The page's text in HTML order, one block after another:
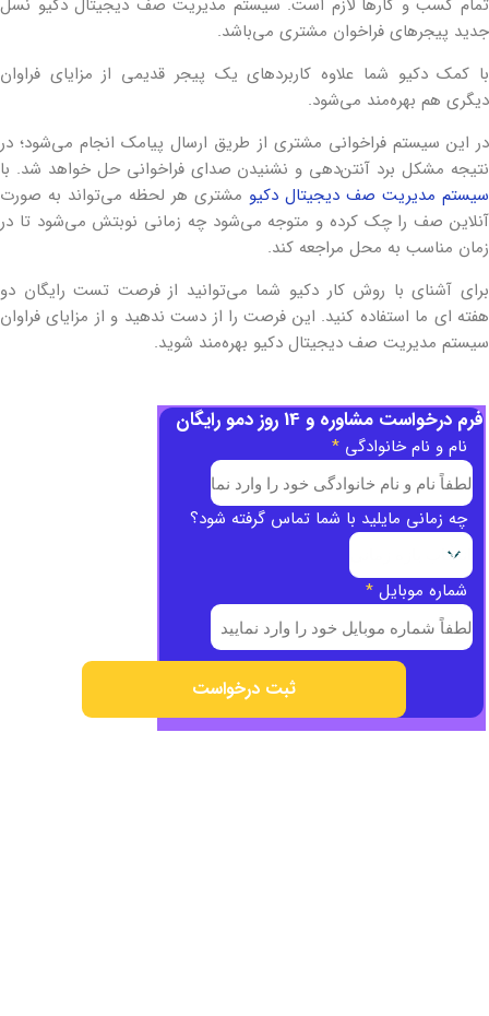
تمام کسب و کارها لازم است. سیستم مدیریت صف دیجیتال دکیو نسل
جدید پیجرهای فراخوان مشتری‌ می‌باشد.
با کمک دکیو شما علاوه کاربردهای یک پیجر قدیمی از مزایای فراوان
دیگری هم بهره‌مند می‌شود.
در این سیستم فراخوانی مشتری از طریق ارسال پیامک انجام می‌شود؛ در
نتیجه مشکل برد آنتن‌دهی و نشنیدن صدای فراخوانی حل خواهد شد. با
سیستم مدیریت صف دیجیتال دکیو مشتری هر لحظه می‌تواند به صورت
آنلاین صف را چک کرده و متوجه می‌شود چه زمانی نوبتش می‌شود تا در
زمان مناسب به محل مراجعه کند.
برای آشنای با روش کار دکیو شما می‌توانید از فرصت تست رایگان دو
هفته ای ما استفاده کنید. این فرصت را از دست ندهید و از مزایای فراوان
سیستم مدیریت صف دیجیتال دکیو بهره‌مند شوید.
فرم درخواست مشاوره و 14 روز دمو رایگان
نام و نام خانوادگی *
چه زمانی مایلید با شما تماس گرفته شود؟
شماره موبایل *
ثبت درخواست